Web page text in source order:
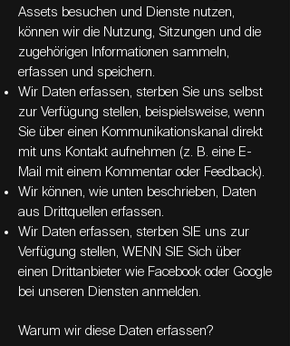
Assets besuchen und Dienste nutzen,
können wir die Nutzung, Sitzungen und die
zugehörigen Informationen sammeln,
erfassen und speichern.
Wir Daten erfassen, sterben Sie uns selbst
zur Verfügung stellen, beispielsweise, wenn
Sie über einen Kommunikationskanal direkt
mit uns Kontakt aufnehmen (z. B. eine E-
Mail mit einem Kommentar oder Feedback).
Wir können, wie unten beschrieben, Daten
aus Drittquellen erfassen.
Wir Daten erfassen, sterben SIE uns zur
Verfügung stellen, WENN SIE Sich über
einen Drittanbieter wie Facebook oder Google
bei unseren Diensten anmelden.
Warum wir diese Daten erfassen?